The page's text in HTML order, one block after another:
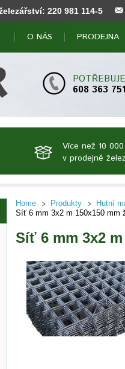
220 981 114-5
O NÁS PRODEJNA
608 363 751
Více než 10
v prodejně
Home Produkty
Hutní
Síť 6 mm 3x2 m 150x150 mm
Síť 6 mm 3x2